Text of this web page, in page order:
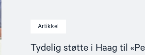
Artikkel
Tydelig støtte i Haag til